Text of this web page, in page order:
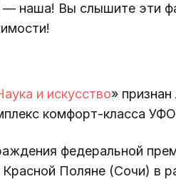
— наша! Вы слышите эти
и искусство»
комфорт-класса
федеральной
Красной Поляне (Сочи) в